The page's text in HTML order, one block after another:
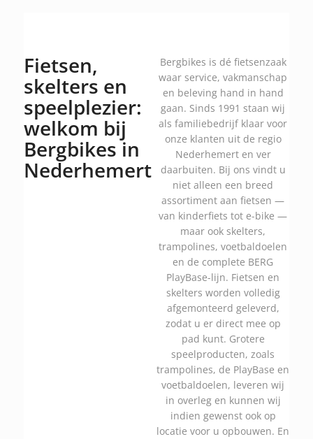
Fietsen,
skelters en
speelplezier:
welkom bij
Bergbikes in
Nederhemert
Bergbikes is dé fietsenzaak
waar service, vakmanschap
en beleving hand in hand
gaan. Sinds 1991 staan wij
als familiebedrijf klaar voor
onze klanten uit de regio
Nederhemert en ver
daarbuiten. Bij ons vindt u
niet alleen een breed
assortiment aan fietsen —
van kinderfiets tot e-bike —
maar ook skelters,
trampolines, voetbaldoelen
en de complete BERG
PlayBase-lijn. Fietsen en
skelters worden volledig
afgemonteerd geleverd,
zodat u er direct mee op
pad kunt. Grotere
speelproducten, zoals
trampolines, de PlayBase en
voetbaldoelen, leveren wij
in overleg en kunnen wij
indien gewenst ook op
locatie voor u opbouwen. En